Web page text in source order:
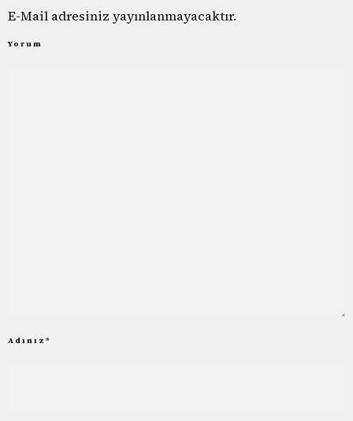
E-Mail adresiniz yayınlanmayacaktır.
Yorum
Adınız *